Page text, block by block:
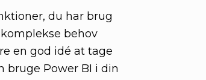
du har brug
behov
en god idé at tage
bruge Power BI i din